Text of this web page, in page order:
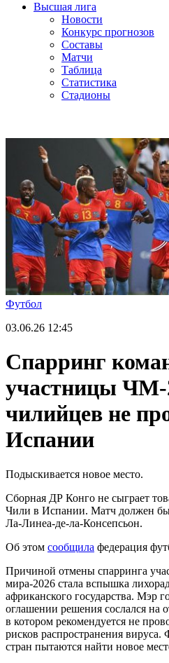
Высшая лига
Новости
Конкурс прогнозов
Составы
Матчи
Таблица
Статистика
Стадионы
Футбол
03.06.26 12:45
Спарринг
участницы ЧМ-
чилийцев не
Испании
Подыскивается новое место.
Сборная ДР Конго не сыграет
Чили в Испании. Матч должен
Ла-Линеа-де-ла-Консепсьон.
Об этом сообщила федерация
Причиной отмены спарринга
мира-2026 стала вспышка
африканского государства. Мэр
оглашении решения сослался на
в котором рекомендуется не
рисков распространения
стран пытаются найти новое